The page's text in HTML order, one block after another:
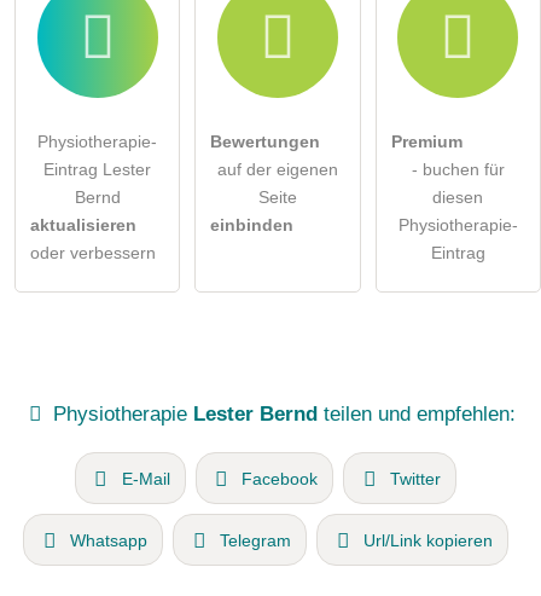
Physiotherapie-
Eintrag Lester
Bernd
aktualisieren
oder verbessern
Bewertungen
auf der eigenen
Seite
einbinden
Premium
- buchen für
diesen
Physiotherapie-
Eintrag
Physiotherapie Lester Bernd teilen und empfehlen:
E-Mail Facebook Twitter
Whatsapp Telegram Url/Link kopieren